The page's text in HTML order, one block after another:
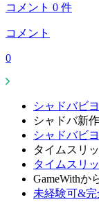
コメント 0 件
コメント
0
シャドバビ
シャドバ新
シャドバビ
タイムスリ
タイムスリ
GameWithか
未経験可&完